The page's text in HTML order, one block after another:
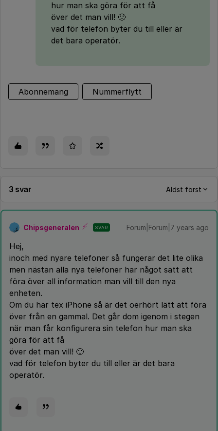
hur man ska göra för att få
över det man vill! 🙂
vad för telefon byter du till eller är
det bara operatör.
Abonnemang Nummerflytt
3 svar Äldst först
Chipsgeneralen SVAR Forum|Forum|7 years ago
Hej,
inoch med nyare telefoner så fungerar det lite olika
men nästan alla nya telefoner har något sätt att
föra över all information man vill till den nya
enheten.
Om du har tex iPhone så är det oerhört lätt att föra
över från en gammal. Det går dom igenom i stegen
när man får konfigurera sin telefon hur man ska
göra för att få
över det man vill! 🙂
vad för telefon byter du till eller är det bara
operatör.